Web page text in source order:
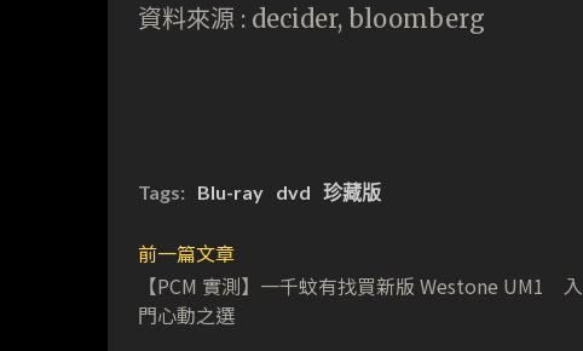
資料來源 : decider, bloomberg
Tags: Blu-ray dvd 珍藏版
前一篇文章
【PCM 實測】一千蚊有找買新版 Westone UM1 入
門心動之選